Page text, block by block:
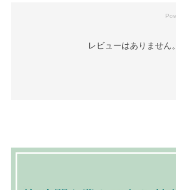
レビューはありません。